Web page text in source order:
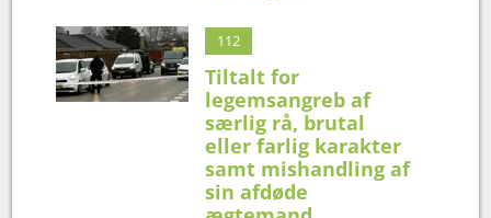
112
Tiltalt for
legemsangreb af
særlig rå, brutal
eller farlig karakter
samt mishandling af
sin afdøde